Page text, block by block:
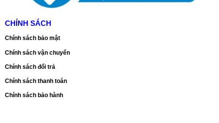
CHÍNH SÁCH
Chính sách bảo mật
Chính sách vận chuyển
Chính sách đổi trả
Chính sách thanh toán
Chính sách bảo hành